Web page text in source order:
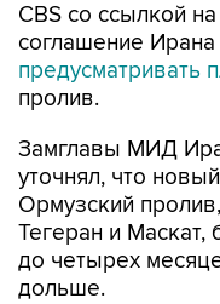
CBS со ссылкой
соглашение
предусматривать
пролив.
Замглавы МИД
уточнял, что
Ормузский
Тегеран и Маскат,
до четырех
дольше.